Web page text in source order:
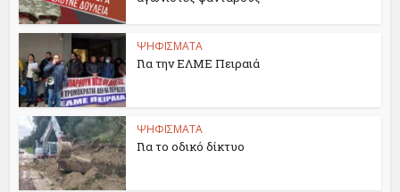
ΨΗΦΙΣΜΑΤΑ
Για την ΕΛΜΕ Πειραιά
ΨΗΦΙΣΜΑΤΑ
Για το οδικό δίκτυο